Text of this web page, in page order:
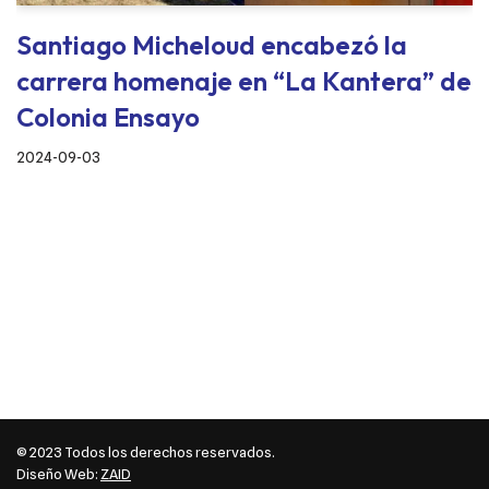
Santiago Micheloud encabezó la
carrera homenaje en “La Kantera” de
Colonia Ensayo
2024-09-03
© 2023 Todos los derechos reservados.
Diseño Web: ZAID